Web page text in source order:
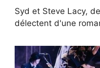
Syd et Steve Lacy,
délectent d'une